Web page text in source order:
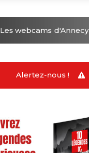
Les webcams d'Annecy
Alertez-nous !